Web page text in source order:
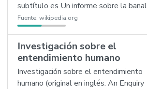
subtítulo es Un informe sobre la
Fuente: wikipedia.org
Investigación sobre el
entendimiento humano
Investigación sobre el entendimiento
humano (original en inglés: An Enquiry